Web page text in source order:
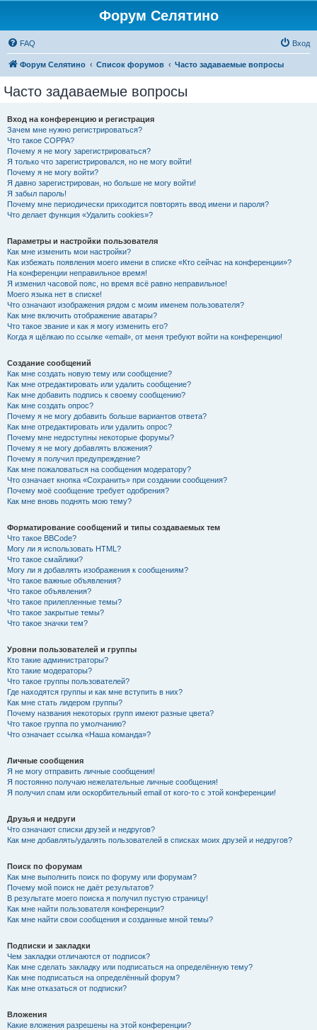
Форум Селятино
FAQ Вход
Форум Селятино Список форумов Часто задаваемые вопросы
Часто задаваемые вопросы
Вход на конференцию и регистрация
Зачем мне нужно регистрироваться?
Что такое COPPA?
Почему я не могу зарегистрироваться?
Я только что зарегистрировался, но не могу войти!
Почему я не могу войти?
Я давно зарегистрирован, но больше не могу войти!
Я забыл пароль!
Почему мне периодически приходится повторять ввод имени и пароля?
Что делает функция «Удалить cookies»?
Параметры и настройки пользователя
Как мне изменить мои настройки?
Как избежать появления моего имени в списке «Кто сейчас на конференции»?
На конференции неправильное время!
Я изменил часовой пояс, но время всё равно неправильное!
Моего языка нет в списке!
Что означают изображения рядом с моим именем пользователя?
Как мне включить отображение аватары?
Что такое звание и как я могу изменить его?
Когда я щёлкаю по ссылке «email», от меня требуют войти на конференцию!
Создание сообщений
Как мне создать новую тему или сообщение?
Как мне отредактировать или удалить сообщение?
Как мне добавить подпись к своему сообщению?
Как мне создать опрос?
Почему я не могу добавить больше вариантов ответа?
Как мне отредактировать или удалить опрос?
Почему мне недоступны некоторые форумы?
Почему я не могу добавлять вложения?
Почему я получил предупреждение?
Как мне пожаловаться на сообщения модератору?
Что означает кнопка «Сохранить» при создании сообщения?
Почему моё сообщение требует одобрения?
Как мне вновь поднять мою тему?
Форматирование сообщений и типы создаваемых тем
Что такое BBCode?
Могу ли я использовать HTML?
Что такое смайлики?
Могу ли я добавлять изображения к сообщениям?
Что такое важные объявления?
Что такое объявления?
Что такое прилепленные темы?
Что такое закрытые темы?
Что такое значки тем?
Уровни пользователей и группы
Кто такие администраторы?
Кто такие модераторы?
Что такое группы пользователей?
Где находятся группы и как мне вступить в них?
Как мне стать лидером группы?
Почему названия некоторых групп имеют разные цвета?
Что такое группа по умолчанию?
Что означает ссылка «Наша команда»?
Личные сообщения
Я не могу отправить личные сообщения!
Я постоянно получаю нежелательные личные сообщения!
Я получил спам или оскорбительный email от кого-то с этой конференции!
Друзья и недруги
Что означают списки друзей и недругов?
Как мне добавлять/удалять пользователей в списках моих друзей и недругов?
Поиск по форумам
Как мне выполнить поиск по форуму или форумам?
Почему мой поиск не даёт результатов?
В результате моего поиска я получил пустую страницу!
Как мне найти пользователя конференции?
Как мне найти свои сообщения и созданные мной темы?
Подписки и закладки
Чем закладки отличаются от подписок?
Как мне сделать закладку или подписаться на определённую тему?
Как мне подписаться на определённый форум?
Как мне отказаться от подписки?
Вложения
Какие вложения разрешены на этой конференции?